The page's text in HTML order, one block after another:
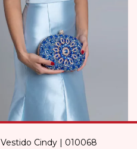
Vestido Cindy | 010068